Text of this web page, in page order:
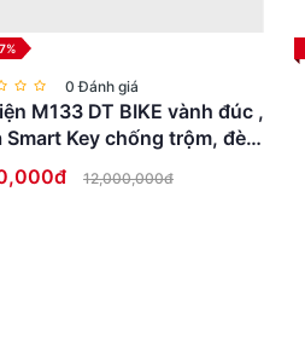
0 Đánh giá
M133 DT BIKE vành đúc ,
Smart Key chống trộm, đèn
cao cấp
12,000,000đ